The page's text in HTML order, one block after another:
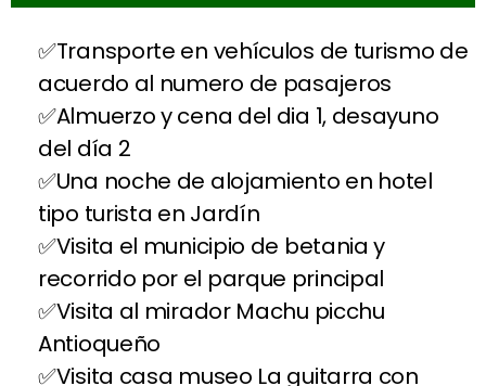
Transporte en vehículos de turismo de
acuerdo al numero de pasajeros
Almuerzo y cena del dia 1, desayuno
del día 2
Una noche de alojamiento en hotel
tipo turista en Jardín
Visita el municipio de betania y
recorrido por el parque principal
Visita al mirador Machu picchu
Antioqueño
Visita casa museo La guitarra con